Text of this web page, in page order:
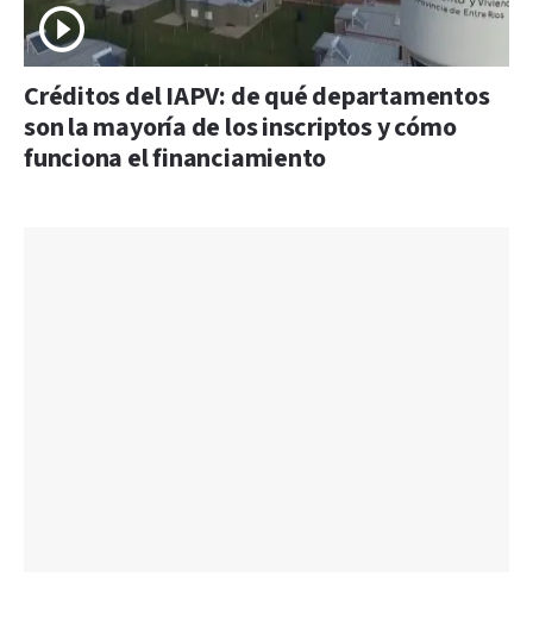
Créditos del IAPV: de qué departamentos
son la mayoría de los inscriptos y cómo
funciona el financiamiento